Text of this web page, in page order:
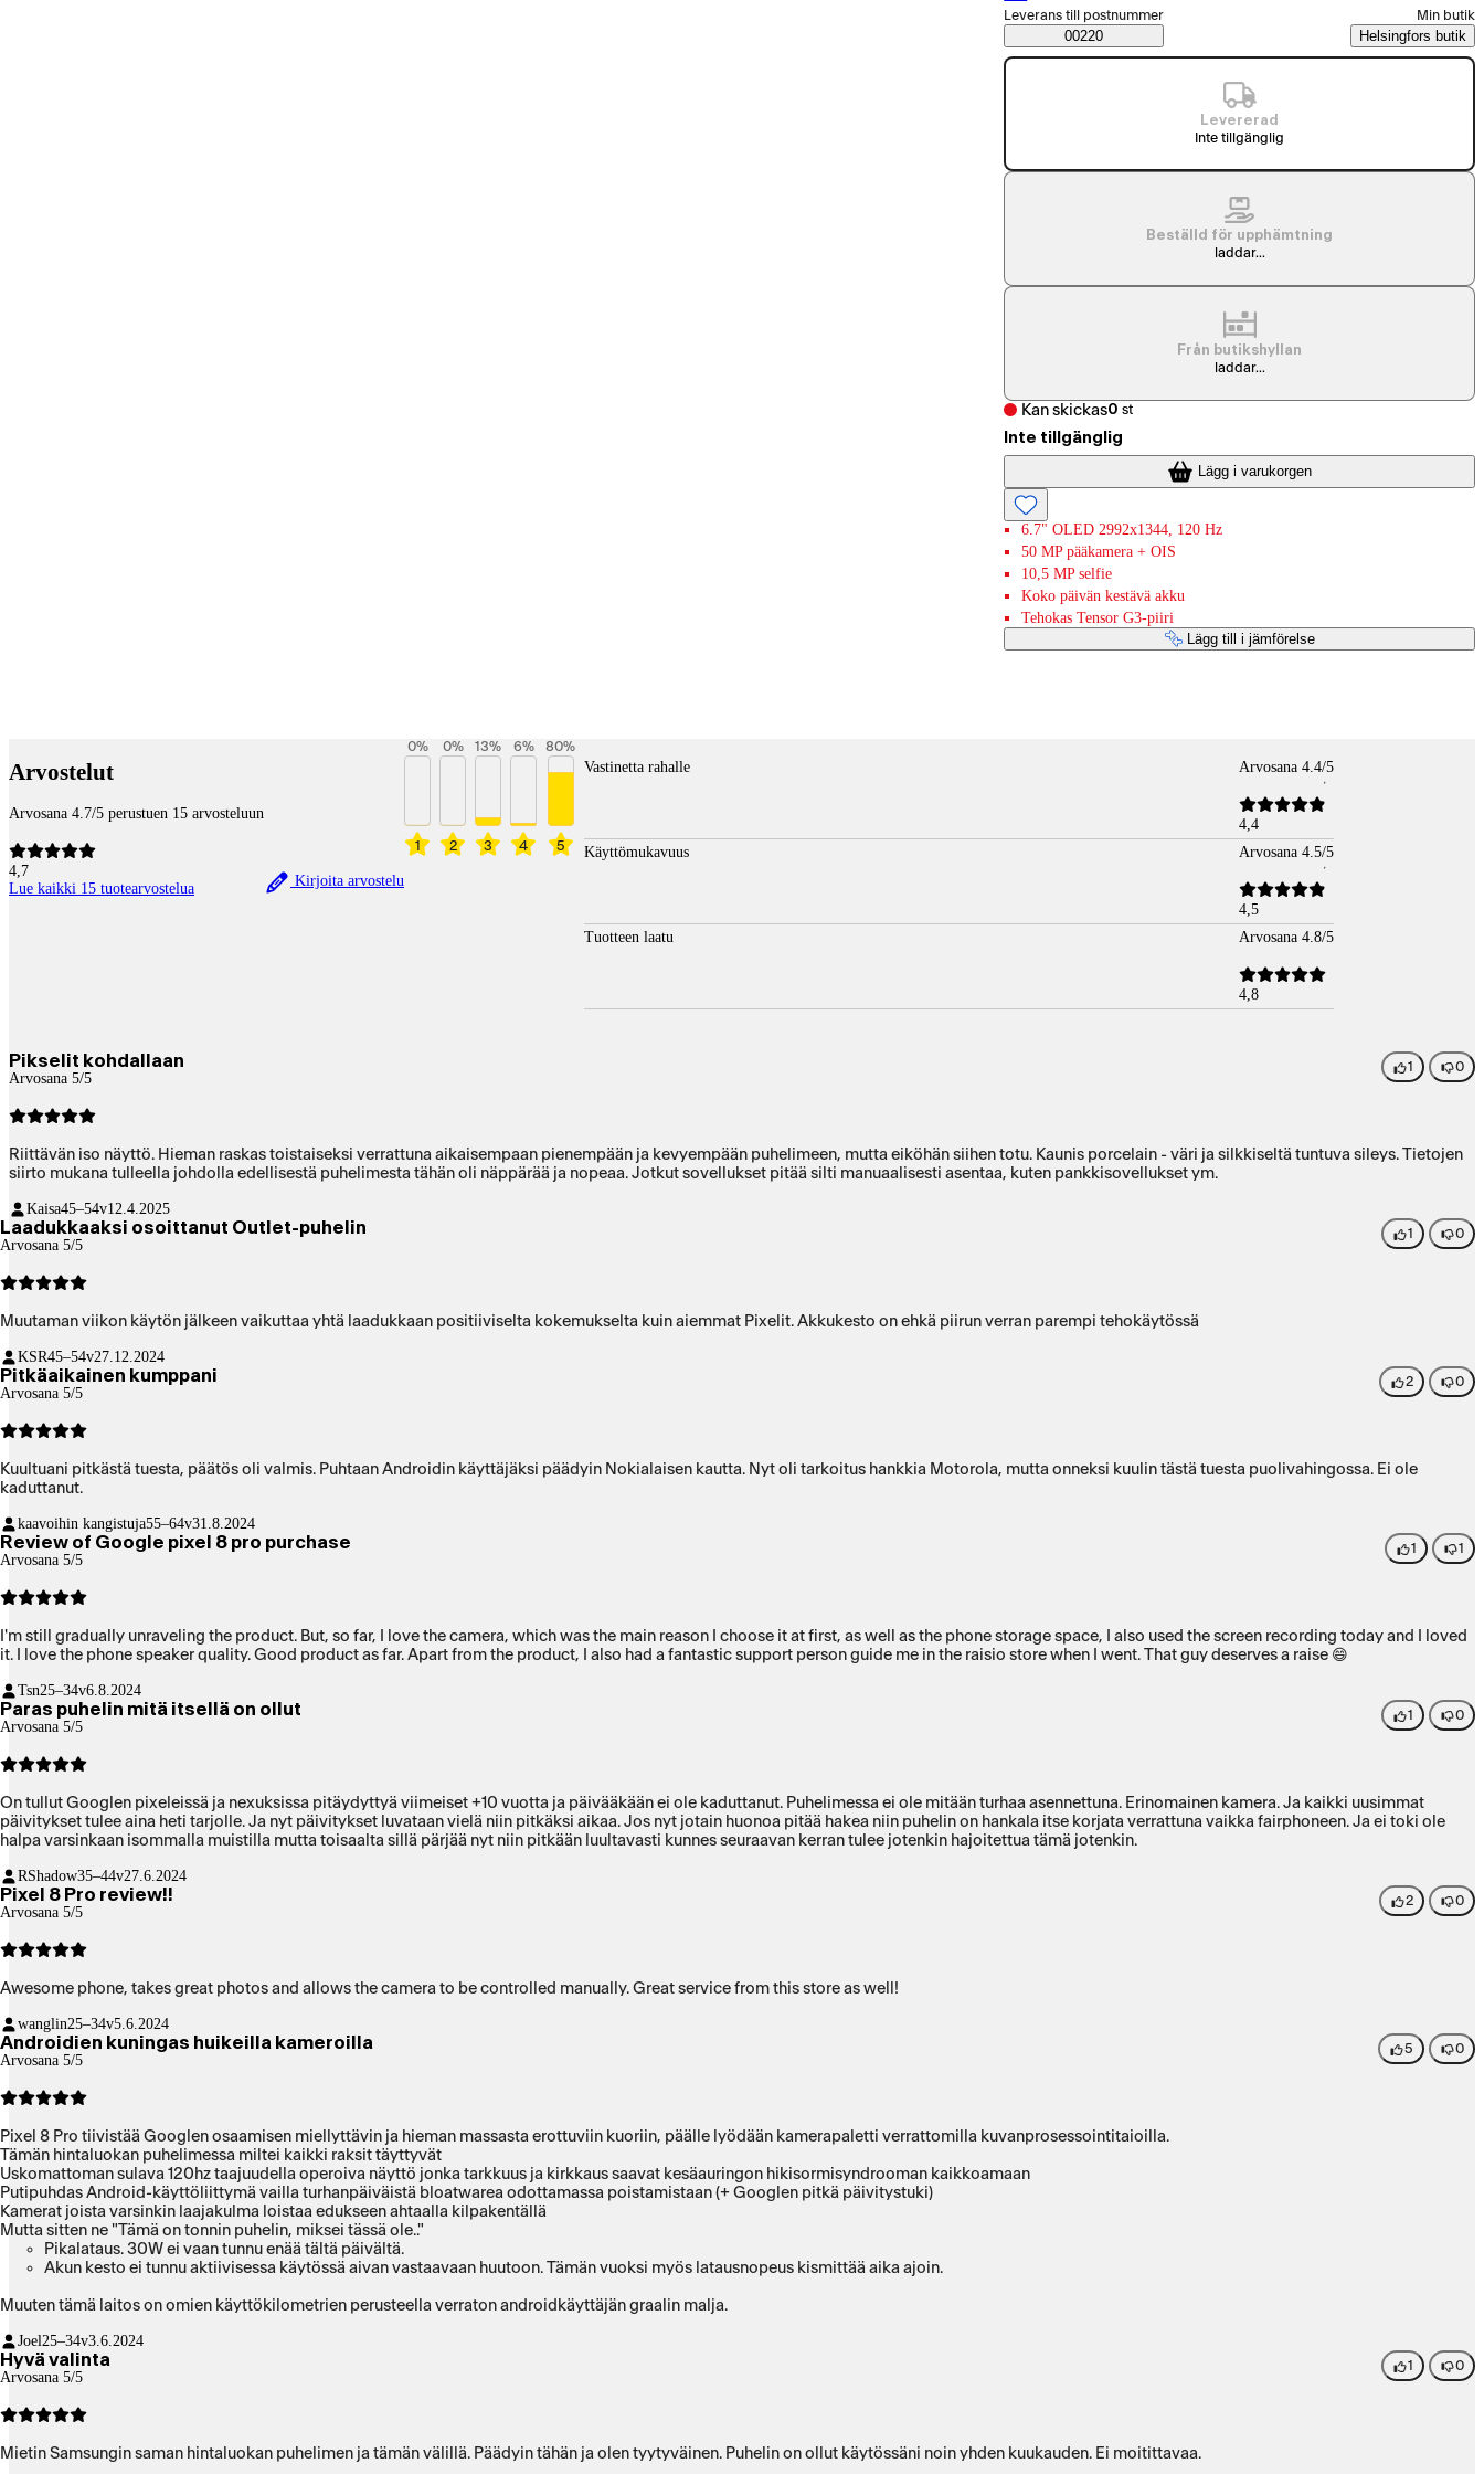
Saatavuustiedot
Välj beställningssätt
Leverans till postnummer
00220
Min butik
Helsingfors butik
Levererad
Inte tillgänglig
Beställd för upphämtning
laddar...
Från butikshyllan
laddar...
Kan skickas0 st
Inte tillgänglig
Lägg i varukorgen
6.7" OLED 2992x1344, 120 Hz
50 MP pääkamera + OIS
10,5 MP selfie
Koko päivän kestävä akku
Tehokas Tensor G3-piiri
Lägg till i jämförelse
Arvostelut
Arvosana 4.7/5 perustuen 15 arvosteluun
4,7
Lue kaikki 15 tuotearvostelua
Kirjoita arvostelu
1
0%
2
0%
3
13%
4
6%
5
80%
Vastinetta rahalle Arvosana 4.4/5
4,4
Käyttömukavuus
Arvosana 4.5/5
4,5
Tuotteen laatu
Arvosana 4.8/5
4,8
Pikselit kohdallaan
Arvosana 5/5
1 0
Riittävän iso näyttö. Hieman raskas toistaiseksi verrattuna aikaisempaan pienempään ja kevyempään puhelimeen, mutta eiköhän siihen totu. Kaunis porcelain - väri ja silkkiseltä tuntuva sileys. Tietojen
siirto mukana tulleella johdolla edellisestä puhelimesta tähän oli näppärää ja nopeaa. Jotkut sovellukset pitää silti manuaalisesti asentaa, kuten pankkisovellukset ym.
Kaisa45–54v12.4.2025
Laadukkaaksi osoittanut Outlet-puhelin
Arvosana 5/5
1 0
Muutaman viikon käytön jälkeen vaikuttaa yhtä laadukkaan positiiviselta kokemukselta kuin aiemmat Pixelit. Akkukesto on ehkä piirun verran parempi tehokäytössä
KSR45–54v27.12.2024
Pitkäaikainen kumppani
Arvosana 5/5
2 0
Kuultuani pitkästä tuesta, päätös oli valmis. Puhtaan Androidin käyttäjäksi päädyin Nokialaisen kautta. Nyt oli tarkoitus hankkia Motorola, mutta onneksi kuulin tästä tuesta puolivahingossa. Ei ole
kaduttanut.
kaavoihin kangistuja55–64v31.8.2024
Review of Google pixel 8 pro purchase
Arvosana 5/5
1 1
I'm still gradually unraveling the product. But, so far, I love the camera, which was the main reason I choose it at first, as well as the phone storage space, I also used the screen recording today and I loved
it. I love the phone speaker quality. Good product as far. Apart from the product, I also had a fantastic support person guide me in the raisio store when I went. That guy deserves a raise 😄
Tsn25–34v6.8.2024
Paras puhelin mitä itsellä on ollut
Arvosana 5/5
1 0
On tullut Googlen pixeleissä ja nexuksissa pitäydyttyä viimeiset +10 vuotta ja päivääkään ei ole kaduttanut. Puhelimessa ei ole mitään turhaa asennettuna. Erinomainen kamera. Ja kaikki uusimmat
päivitykset tulee aina heti tarjolle. Ja nyt päivitykset luvataan vielä niin pitkäksi aikaa. Jos nyt jotain huonoa pitää hakea niin puhelin on hankala itse korjata verrattuna vaikka fairphoneen. Ja ei toki ole
halpa varsinkaan isommalla muistilla mutta toisaalta sillä pärjää nyt niin pitkään luultavasti kunnes seuraavan kerran tulee jotenkin hajoitettua tämä jotenkin.
RShadow35–44v27.6.2024
Pixel 8 Pro review!!
Arvosana 5/5
2 0
Awesome phone, takes great photos and allows the camera to be controlled manually. Great service from this store as well!
wanglin25–34v5.6.2024
Androidien kuningas huikeilla kameroilla
Arvosana 5/5
5 0
Pixel 8 Pro tiivistää Googlen osaamisen miellyttävin ja hieman massasta erottuviin kuoriin, päälle lyödään kamerapaletti verrattomilla kuvanprosessointitaioilla.
Tämän hintaluokan puhelimessa miltei kaikki raksit täyttyvät
Uskomattoman sulava 120hz taajuudella operoiva näyttö jonka tarkkuus ja kirkkaus saavat kesäauringon hikisormisyndrooman kaikkoamaan
Putipuhdas Android-käyttöliittymä vailla turhanpäiväistä bloatwarea odottamassa poistamistaan (+ Googlen pitkä päivitystuki)
Kamerat joista varsinkin laajakulma loistaa edukseen ahtaalla kilpakentällä
Mutta sitten ne "Tämä on tonnin puhelin, miksei tässä ole.."
Pikalataus. 30W ei vaan tunnu enää tältä päivältä.
Akun kesto ei tunnu aktiivisessa käytössä aivan vastaavaan huutoon. Tämän vuoksi myös latausnopeus kismittää aika ajoin.
Muuten tämä laitos on omien käyttökilometrien perusteella verraton androidkäyttäjän graalin malja.
Joel25–34v3.6.2024
Hyvä valinta
Arvosana 5/5
1 0
Mietin Samsungin saman hintaluokan puhelimen ja tämän välillä. Päädyin tähän ja olen tyytyväinen. Puhelin on ollut käytössäni noin yhden kuukauden. Ei moitittavaa.